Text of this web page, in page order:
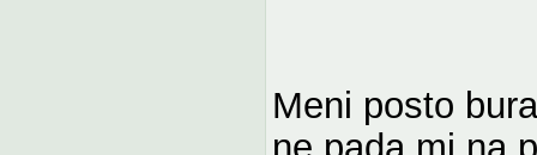
Meni posto
ne pada mi na